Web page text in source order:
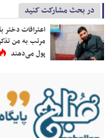
در بحث مشارکت کنید
اعترافات دختر
مرتب به من
پول می‌دهند